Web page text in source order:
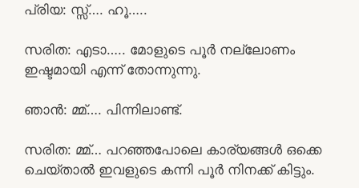
പ്രിയ: സ്സ്‌…. ഹൂ…..
സരിത: എടാ….. മോളുടെ പൂർ നല്ലോണം
ഇഷ്ടമായി എന്ന് തോന്നുന്നു.
ഞാൻ: മ്മ്…. പിന്നിലാണ്ട്.
സരിത: മ്മ്… പറഞ്ഞപോലെ കാര്യങ്ങൾ ഒക്കെ
ചെയ്താൽ ഇവളുടെ കന്നി പൂർ നിനക്ക് കിട്ടും.